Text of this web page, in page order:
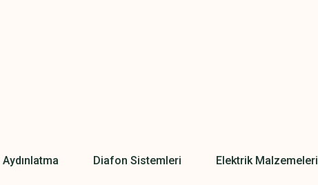
Aydınlatma Diafon Sistemleri Elektrik Malzemeleri